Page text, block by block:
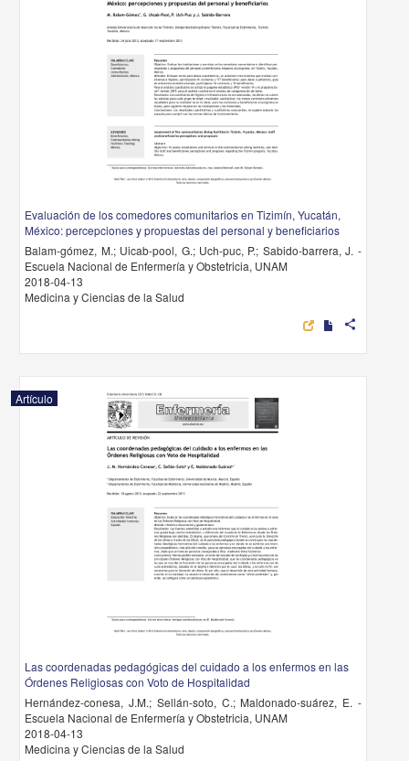
Evaluación de los comedores comunitarios en Tizimín, Yucatán,
México: percepciones y propuestas del personal y beneficiarios
Balam-gómez, M.; Uicab-pool, G.; Uch-puc, P.; Sabido-barrera, J. -
Escuela Nacional de Enfermería y Obstetricia, UNAM
2018-04-13
Medicina y Ciencias de la Salud
share
Artículo
Las coordenadas pedagógicas del cuidado a los enfermos en las
Órdenes Religiosas con Voto de Hospitalidad
Hernández-conesa, J.M.; Sellán-soto, C.; Maldonado-suárez, E. -
Escuela Nacional de Enfermería y Obstetricia, UNAM
2018-04-13
Medicina y Ciencias de la Salud